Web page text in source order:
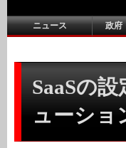
ニュース 政府
SaaSの
ューショ